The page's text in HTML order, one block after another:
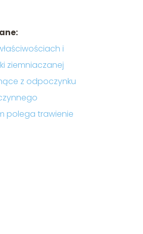
i
ziemniaczanej
z odpoczynku
polega trawienie